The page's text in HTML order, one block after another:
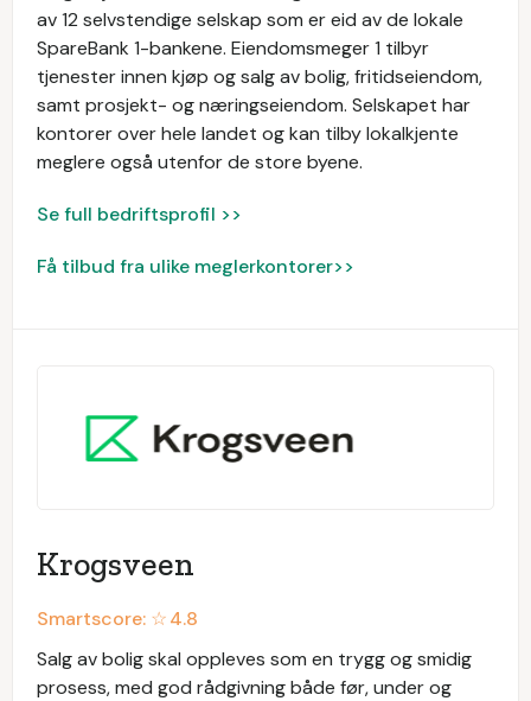
av 12 selvstendige selskap som er eid av de lokale
SpareBank 1-bankene. Eiendomsmeger 1 tilbyr
tjenester innen kjøp og salg av bolig, fritidseiendom,
samt prosjekt- og næringseiendom. Selskapet har
kontorer over hele landet og kan tilby lokalkjente
meglere også utenfor de store byene.
Se full bedriftsprofil >>
Få tilbud fra ulike meglerkontorer>>
Krogsveen
Smartscore: ☆4.8
Salg av bolig skal oppleves som en trygg og smidig
prosess, med god rådgivning både før, under og